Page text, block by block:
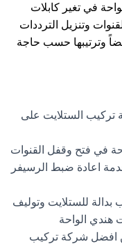
في تغير كابلات
وتنزيل الترددات
وترتيبها حسب حاجة
تركيب الستلايت على
في فتح وقفل القنوات
اعادة ضبط الرسيفر
للستلايت وتوليف
هندي الواحة
افضل شركة تركيب